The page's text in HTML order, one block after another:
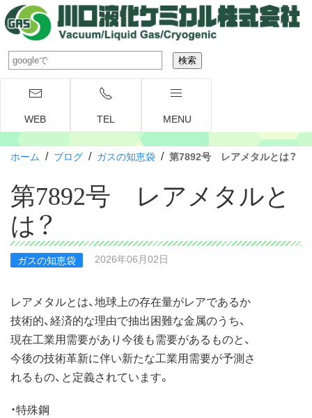
WEB TEL MENU
ホーム / ブログ / ガスの知恵袋 / 第7892号 レアメタルとは？
第7892号 レアメタルと
は？
ガスの知恵袋 2026年06月02日
レアメタルとは、地球上の存在量がレアであるか
技術的、経済的な理由で抽出困難な金属のうち、
現在工業用需要があり今後も需要があるものと、
今後の技術革新に伴い新たな工業用需要が予測さ
れるもの、と定義されています。
・特殊鋼